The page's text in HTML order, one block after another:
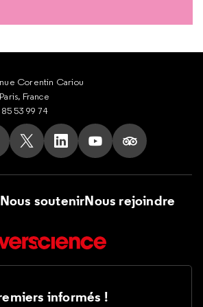
Corentin Cariou
France
53 99 74
Instagram
sur Facebook
nous sur Tik Tok
Suivez nous sur X
Suivez nous sur LinkedIn
Suivez nous sur
Suivez nous
Nous soutenirNous rejoindre
informés !